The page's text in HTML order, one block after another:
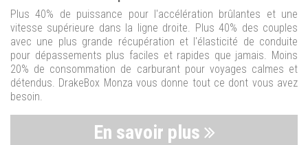
Plus 40% de puissance pour l'accélération brûlantes et une
vitesse supérieure dans la ligne droite. Plus 40% des couples
avec une plus grande récupération et l'élasticité de conduite
pour dépassements plus faciles et rapides que jamais. Moins
20% de consommation de carburant pour voyages calmes et
détendus. DrakeBox Monza vous donne tout ce dont vous avez
besoin.
En savoir plus